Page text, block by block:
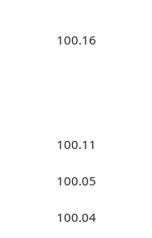
100.16
100.11
100.05
100.04